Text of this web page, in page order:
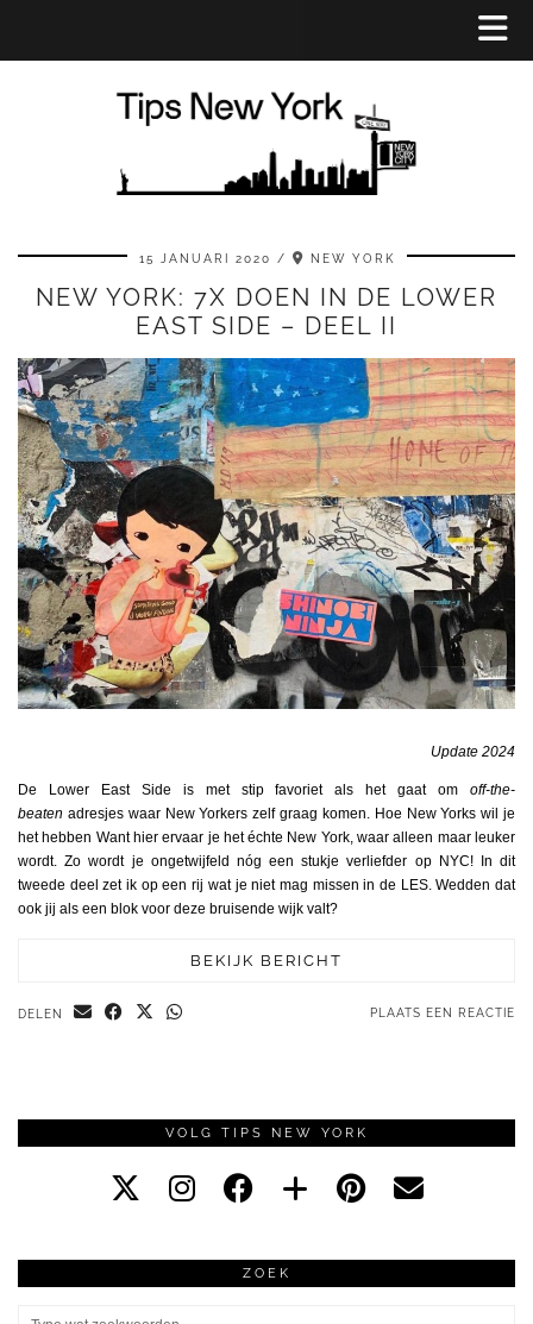
15 JANUARI 2020 NEW YORK
NEW YORK: 7X DOEN IN DE LOWER
EAST SIDE – DEEL II
Update 2024
De Lower East Side is met stip favoriet als het gaat om off-the-
beaten adresjes waar New Yorkers zelf graag komen. Hoe New Yorks wil je
het hebben Want hier ervaar je het échte New York, waar alleen maar leuker
wordt. Zo wordt je ongetwijfeld nóg een stukje verliefder op NYC! In dit
tweede deel zet ik op een rij wat je niet mag missen in de LES. Wedden dat
ook jij als een blok voor deze bruisende wijk valt?
BEKIJK BERICHT
DELEN PLAATS EEN REACTIE
VOLG TIPS NEW YORK
ZOEK